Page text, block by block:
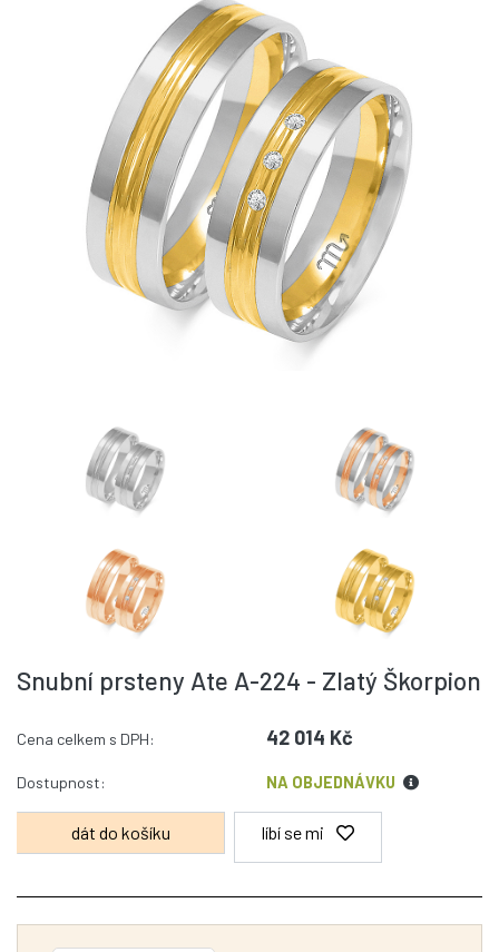
Snubní prsteny Ate A-224 - Zlatý Škorpion
Cena celkem s DPH: 42 014 Kč
Dostupnost: NA OBJEDNÁVKU
líbí se mi